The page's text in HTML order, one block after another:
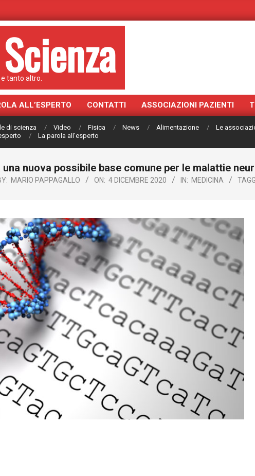
tanto altro.
ALL’ESPERTO CONTATTI ASSOCIAZIONI PAZIENTI
di scienza Video Fisica News Alimentazione
Le
La parola all’esperto
nuova possibile base comune per le malattie
MARIO PAPPAGALLO ON: 4 DICEMBRE 2020 IN: MEDICINA